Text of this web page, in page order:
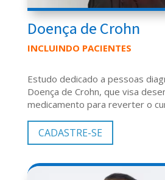
Doença de Crohn
INCLUINDO PACIENTES
Estudo dedicado a pessoas
Doença de Crohn, que visa
medicamento para reverter o
CADASTRE-SE